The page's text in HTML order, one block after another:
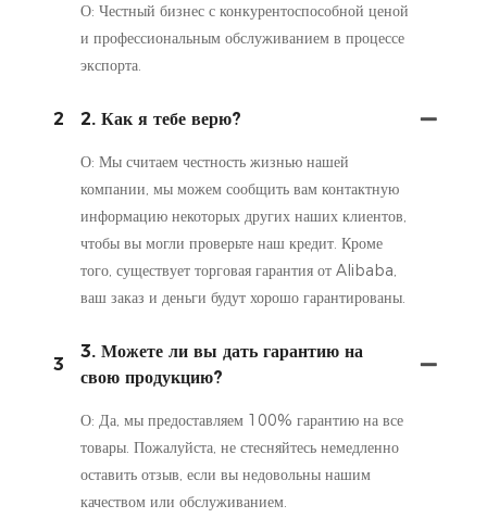
О: Честный бизнес с конкурентоспособной ценой
и профессиональным обслуживанием в процессе
экспорта.
2 2. Как я тебе верю?
О: Мы считаем честность жизнью нашей
компании, мы можем сообщить вам контактную
информацию некоторых других наших клиентов,
чтобы вы могли проверьте наш кредит. Кроме
того, существует торговая гарантия от Alibaba,
ваш заказ и деньги будут хорошо гарантированы.
3
3. Можете ли вы дать гарантию на
свою продукцию?
О: Да, мы предоставляем 100% гарантию на все
товары. Пожалуйста, не стесняйтесь немедленно
оставить отзыв, если вы недовольны нашим
качеством или обслуживанием.